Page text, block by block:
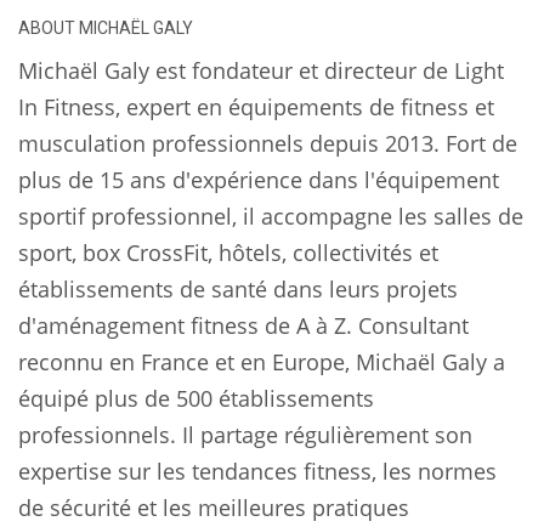
ABOUT MICHAËL GALY
Michaël Galy est fondateur et directeur de Light
In Fitness, expert en équipements de fitness et
musculation professionnels depuis 2013. Fort de
plus de 15 ans d'expérience dans l'équipement
sportif professionnel, il accompagne les salles de
sport, box CrossFit, hôtels, collectivités et
établissements de santé dans leurs projets
d'aménagement fitness de A à Z. Consultant
reconnu en France et en Europe, Michaël Galy a
équipé plus de 500 établissements
professionnels. Il partage régulièrement son
expertise sur les tendances fitness, les normes
de sécurité et les meilleures pratiques